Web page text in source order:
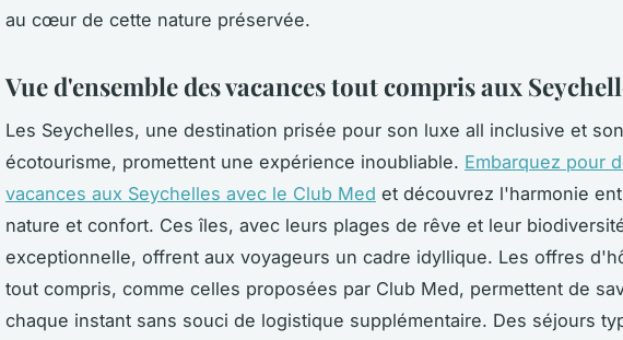
au cœur de cette nature préservée.
Vue d'ensemble des vacances tout compris aux
Les Seychelles, une destination prisée pour son luxe all inclusive et son
écotourisme, promettent une expérience inoubliable. Embarquez pour
vacances aux Seychelles avec le Club Med et découvrez l'harmonie
nature et confort. Ces îles, avec leurs plages de rêve et leur
exceptionnelle, offrent aux voyageurs un cadre idyllique. Les offres
tout compris, comme celles proposées par Club Med, permettent de
chaque instant sans souci de logistique supplémentaire. Des séjours